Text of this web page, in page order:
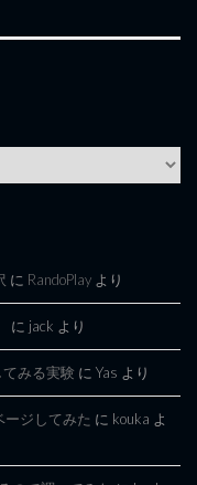
に RandoPlay より
に jack より
みる実験 に Yas より
ージしてみた に kouka よ